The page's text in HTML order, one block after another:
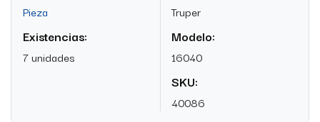
Pieza
Existencias:
7 unidades
Truper
Modelo:
16040
SKU:
40086